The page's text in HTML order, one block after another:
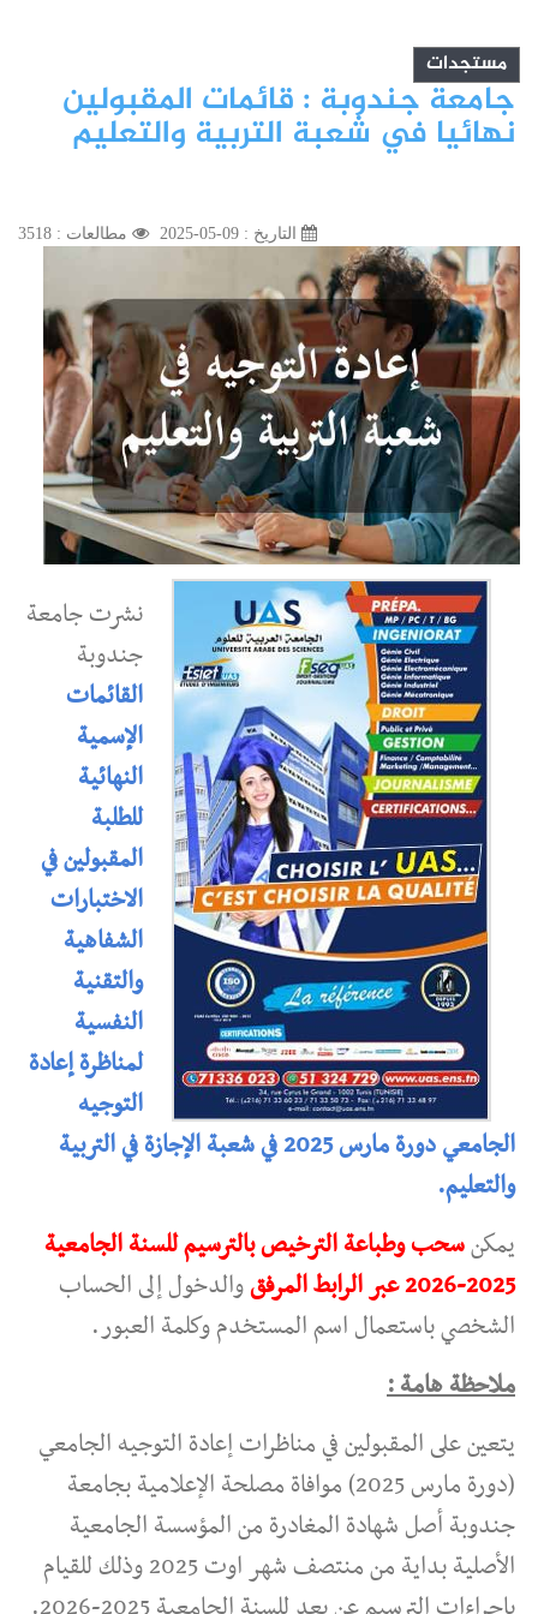
مستجدات
جامعة جندوبة : قائمات المقبولين
نهائيا في شعبة التربية والتعليم
التاريخ : 09-05-2025 مطالعات : 3518
نشرت جامعة
جندوبة
القائمات
الإسمية
النهائية
للطلبة
المقبولين في
الاختبارات
الشفاهية
والتقنية
النفسية
لمناظرة إعادة
التوجيه
الجامعي دورة مارس 2025 في شعبة الإجازة في التربية
والتعليم.
يمكنسحب وطباعة الترخيص بالترسيم للسنة الجامعية
2025-2026 عبر الرابط المرفق
والدخول إلى الحساب
الشخصي باستعمال اسم المستخدم وكلمة العبور.
ملاحظة هامة :
يتعين على المقبولين في مناظرات إعادة التوجيه الجامعي
(دورة مارس 2025) موافاة مصلحة الإعلامية بجامعة
جندوبة أصل شهادة المغادرة من المؤسسة الجامعية
الأصلية بداية من منتصف شهر اوت 2025 وذلك للقيام